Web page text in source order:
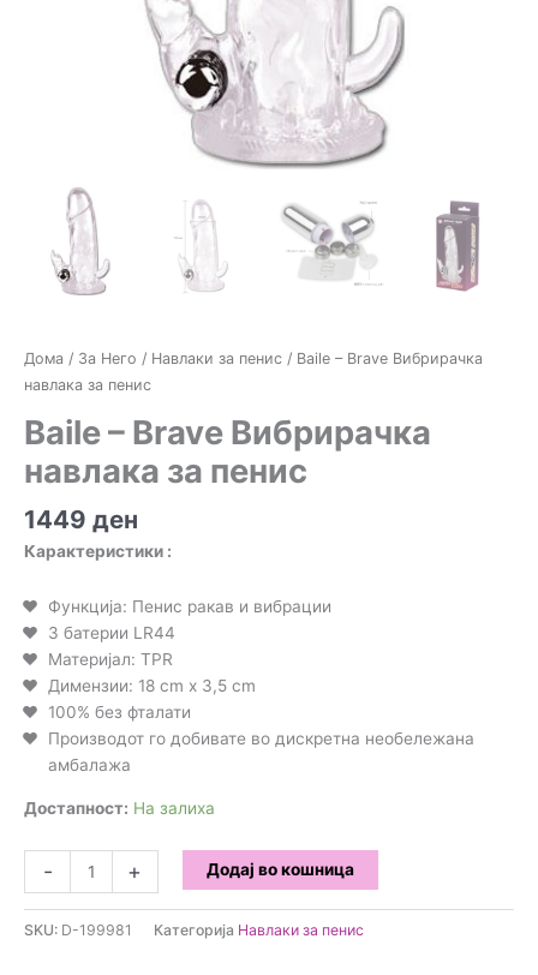
Дома / За Него / Навлаки за пенис / Baile – Brave Вибрирачка
навлака за пенис
Baile – Brave Вибрирачка
навлака за пенис
1449 ден
Карактеристики :
Функција: Пенис ракав и вибрации
3 батерии LR44
Материјал: TPR
Димензии: 18 cm x 3,5 cm
100% без фталати
Производот го добивате во дискретна необележана
амбалажа
Достапност: На залиха
-
-
Brave
Вибрирачка
+ Додај во кошница
SKU: D-199981 Категорија Навлаки за пенис